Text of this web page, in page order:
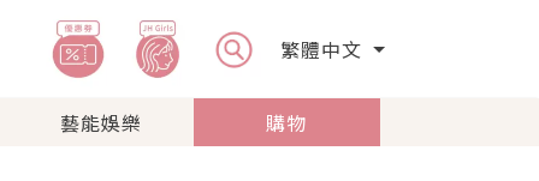
繁體中文
藝能娛樂 購物